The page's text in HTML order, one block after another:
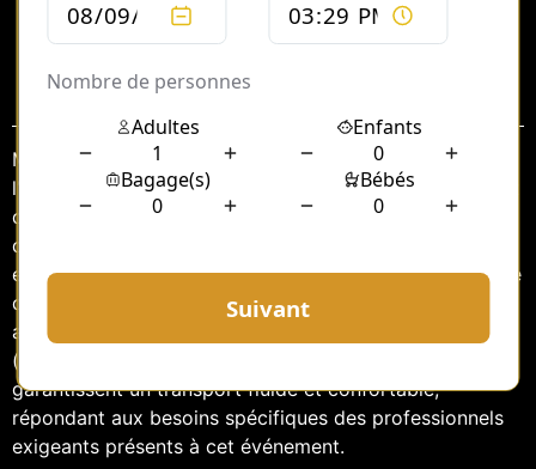
Sommaire
MIPIM, le Marché International des Professionnels de
l’Immobilier, est l’un des événements les plus prestigieux
du secteur immobilier mondial. Chaque année, il attire
des milliers de professionnels à Cannes, offrant un
espace pour le réseautage, l’innovation et la découverte
de nouvelles opportunités. Pour assurer un séjour sans
accroc aux participants, les services de chauffeur FBO
(Fixed Base Operator) sont essentiels. Ces services
garantissent un transport fluide et confortable,
répondant aux besoins spécifiques des professionnels
exigeants présents à cet événement.